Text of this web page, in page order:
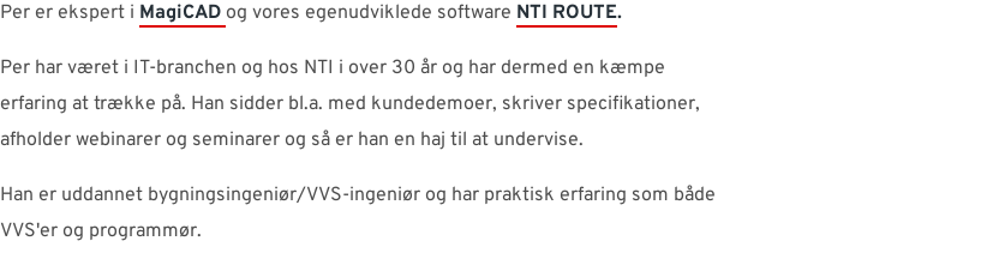
Per er ekspert i MagiCAD og vores egenudviklede software NTI ROUTE.
Per har været i IT-branchen og hos NTI i over 30 år og har dermed en kæmpe
erfaring at trække på. Han sidder bl.a. med kundedemoer, skriver specifikationer,
afholder webinarer og seminarer og så er han en haj til at undervise.
Han er uddannet bygningsingeniør/VVS-ingeniør og har praktisk erfaring som både
VVS'er og programmør.